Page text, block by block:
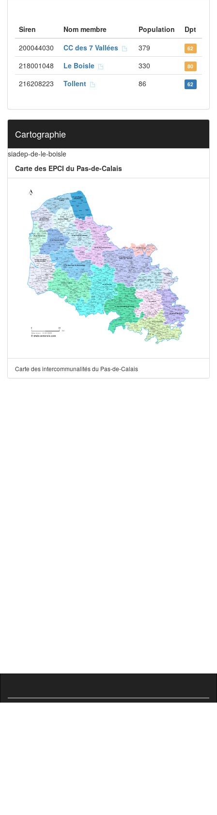
Siren Nom membre Population
Dpt
200044030
CC des 7 Vallées 379 62
218001048 Le Boisle 330 80
216208223 Tollent 86 62
Cartographie
siadep-de-le-boisle
Carte des EPCI du Pas-de-Calais
Carte des intercommunalités du Pas-de-Calais